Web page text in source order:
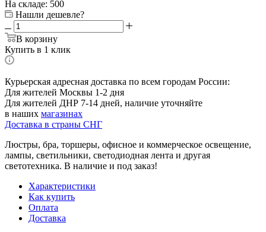
На складе: 500
Нашли дешевле?
В корзину
Купить в 1 клик
Курьерская адресная доставка по всем городам России:
Для жителей Москвы 1-2 дня
Для жителей ДНР 7-14 дней, наличие уточняйте
в наших магазинах
Доставка в страны СНГ
Люстры, бра, торшеры, офисное и коммерческое освещение,
лампы, светильники, светодиодная лента и другая
светотехника. В наличие и под заказ!
Характеристики
Как купить
Оплата
Доставка